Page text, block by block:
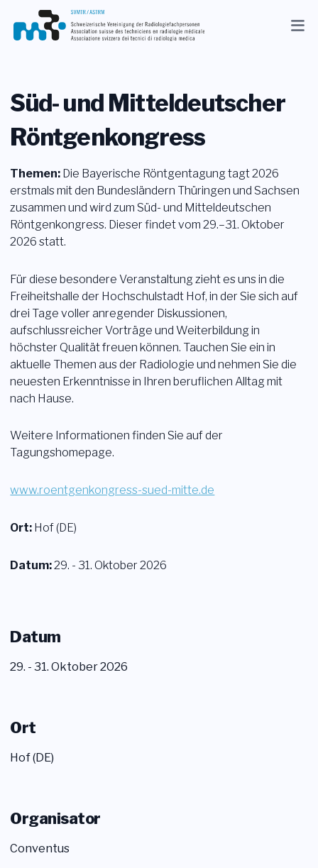
Aktuelles
Mitglieder
Beruf
Medien
DE
Suche
Kontakt
Shop
Login
Mitglied werden Sektionen
Süd- und Mitteldeutscher
Röntgenkongress
Themen: Die Bayerische Röntgentagung tagt 2026
erstmals mit den Bundesländern Thüringen und Sachsen
zusammen und wird zum Süd- und Mitteldeutschen
Röntgenkongress. Dieser findet vom 29.–31. Oktober
2026 statt.
Für diese besondere Veranstaltung zieht es uns in die
Freiheitshalle der Hochschulstadt Hof, in der Sie sich auf
drei Tage voller anregender Diskussionen,
aufschlussreicher Vorträge und Weiterbildung in
höchster Qualität freuen können. Tauchen Sie ein in
aktuelle Themen aus der Radiologie und nehmen Sie die
neuesten Erkenntnisse in Ihren beruflichen Alltag mit
nach Hause.
Weitere Informationen finden Sie auf der
Tagungshomepage.
www.roentgenkongress-sued-mitte.de
Ort: Hof (DE)
Datum:29. - 31. Oktober 2026
Datum
29. - 31. Oktober 2026
Ort
Hof (DE)
Organisator
Conventus